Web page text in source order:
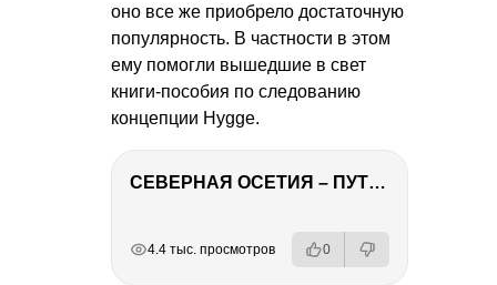
оно все же приобрело достаточную
популярность. В частности в этом
ему помогли вышедшие в свет
книги-пособия по следованию
концепции Hygge.
СЕВЕРНАЯ ОСЕТИЯ – ПУТЕШЕСТВИЕ НА КАВКАЗ часть 4
4.4 тыс. просмотров 0